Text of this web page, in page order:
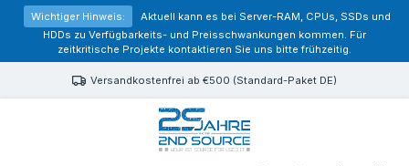
springen
Wichtiger Hinweis:
Aktuell kann es bei Server-RAM, CPUs, SSDs und
HDDs zu Verfügbarkeits- und Preisschwankungen kommen. Für
zeitkritische Projekte kontaktieren Sie uns bitte frühzeitig.
Versandkostenfrei ab €500 (Standard-Paket DE)